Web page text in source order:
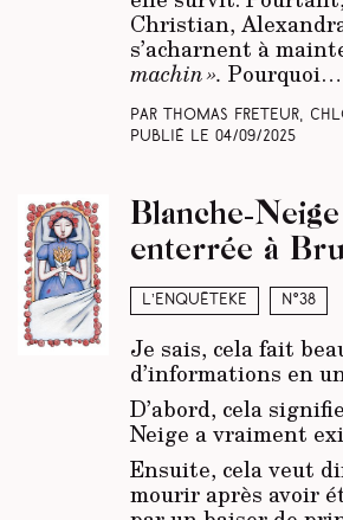
Christian,
s’acharnent à
machin ». Pourquoi…
Par Thomas Freteur,
Publié le 04/09/2025
L’enquêteke N°38
Blanche-
enterrée à
Je sais, cela fait
d’informations en
D’abord, cela
Neige a vraiment
Ensuite, cela veut
mourir après avoir